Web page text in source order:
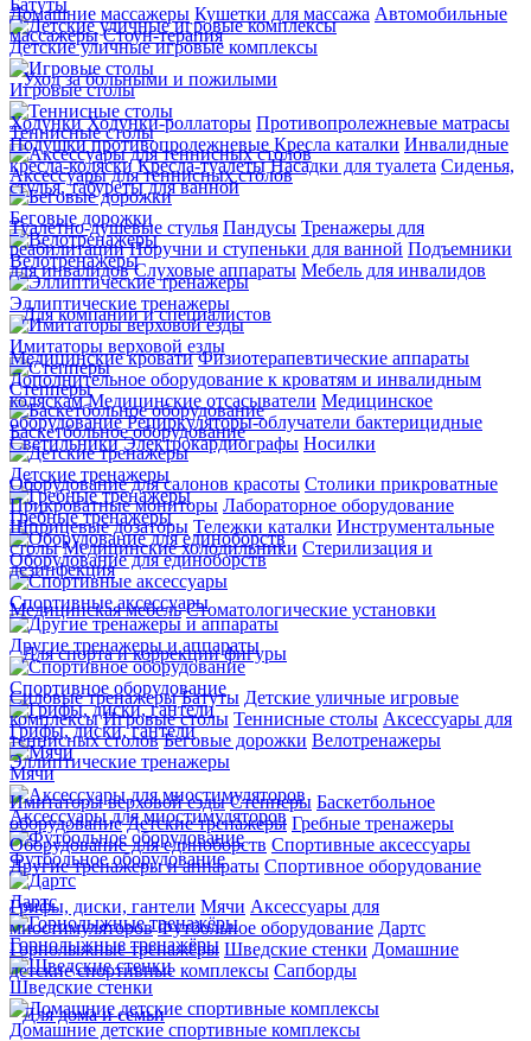
Домашние массажеры Кушетки для массажа Автомобильные
массажеры Стоун-терапия
Уход за больными и пожилыми
ХодункиХодунки-роллаторы Противопролежневые матрасы
Подушки противопролежневые Кресла каталки Инвалидные
кресла-коляски Кресла-туалеты Насадки для туалета Сиденья,
стулья, табуреты для ванной
Туалетно-душевые стулья Пандусы Тренажеры для
реабилитации Поручни и ступеньки для ванной Подъемники
для инвалидов Слуховые аппараты Мебель для инвалидов
Для компаний и специалистов
Медицинские кровати Физиотерапевтические аппараты
Дополнительное оборудование к кроватям и инвалидным
коляскам Медицинские отсасыватели Медицинское
оборудование Рециркуляторы-облучатели бактерицидные
Светильники Электрокардиографы Носилки
Оборудование для салонов красоты Столики прикроватные
Прикроватные мониторы Лабораторное оборудование
Шприцевые дозаторы Тележки каталки Инструментальные
столы Медицинские холодильники Стерилизация и
дезинфекция
Медицинская мебель Стоматологические установки
Для спорта и коррекции фигуры
Силовые тренажеры Батуты Детские уличные игровые
комплексы Игровые столы Теннисные столы Аксессуары для
теннисных столов Беговые дорожки Велотренажеры
Эллиптические тренажеры
Имитаторы верховой езды Степперы Баскетбольное
оборудование Детские тренажеры Гребные тренажеры
Оборудование для единоборств Спортивные аксессуары
Другие тренажеры и аппараты Спортивное оборудование
Грифы, диски, гантели Мячи Аксессуары для
миостимуляторов Футбольное оборудование Дартс
Горнолыжные тренажёры Шведские стенки Домашние
детские спортивные комплексы Сапборды
Для дома и семьи
Детские уличные игровые комплексы
Игровые столы
Теннисные столы
Аксессуары для теннисных столов
Беговые дорожки
Велотренажеры
Эллиптические тренажеры
Имитаторы верховой езды
Степперы
Баскетбольное оборудование
Детские тренажеры
Гребные тренажеры
Оборудование для единоборств
Спортивные аксессуары
Другие тренажеры и аппараты
Спортивное оборудование
Грифы, диски, гантели
Мячи
Аксессуары для миостимуляторов
Футбольное оборудование
Дартс
Горнолыжные тренажёры
Шведские стенки
Домашние детские спортивные комплексы